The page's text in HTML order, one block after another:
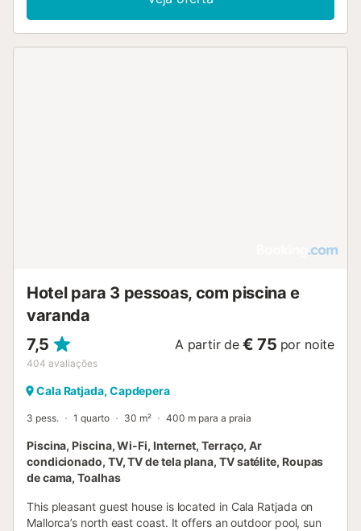
Hotel para 3 pessoas, com piscina e
varanda
7,5
404 avaliações
A partir de € 75 por noite
Cala Ratjada, Capdepera
3 pess. 1 quarto 30 m² 400 m para a praia
Piscina, Piscina, Wi-Fi, Internet, Terraço, Ar
condicionado, TV, TV de tela plana, TV satélite, Roupas
de cama, Toalhas
This pleasant guest house is located in Cala Ratjada on
Mallorca’s north east coast. It offers an outdoor pool, sun